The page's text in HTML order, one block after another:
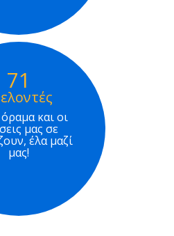
71
και οι
μας σε
έλα μαζί
μας!